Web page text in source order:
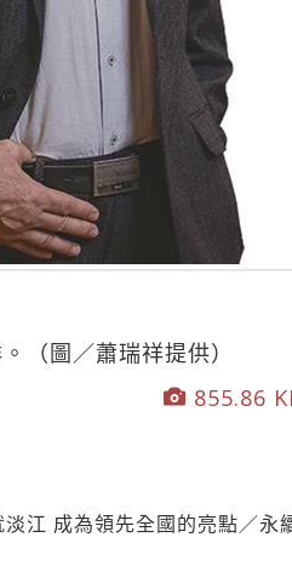
（圖／蕭瑞祥提供）
855.86
江 成為領先全國的亮點／